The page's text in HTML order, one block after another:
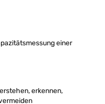
einer
erkennen,